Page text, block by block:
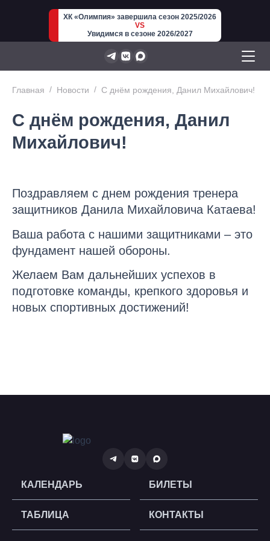
ХК «Олимпия» завершила сезон 2025/2026
VS
Увидимся в сезоне 2026/2027
Главная Новости С днём рождения, Данил Михайлович!
С днём рождения, Данил
Михайлович!
Поздравляем с днем рождения тренера
защитников Данила Михайловича Катаева!
Ваша работа с нашими защитниками – это
фундамент нашей обороны.
Желаем Вам дальнейших успехов в
подготовке команды, крепкого здоровья и
новых спортивных достижений!
КАЛЕНДАРЬ
ТАБЛИЦА
БИЛЕТЫ
КОНТАКТЫ